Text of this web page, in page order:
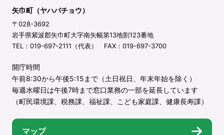
矢巾町（ヤハバチョウ）
〒028-3692
岩手県紫波郡矢巾町大字南矢幅第13地割123番地
TEL：019-697-2111（代表） FAX：019-697-3700
開庁時間
午前8:30から午後5:15まで（土日祝日、年末年始を除く）
毎週水曜日は午後7時まで窓口業務の一部を延長しています
（町民環境課、税務課、福祉課、こども家庭課、健康長寿課）
マップ